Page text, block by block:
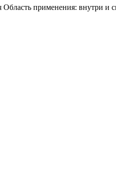
Область применения: внутри